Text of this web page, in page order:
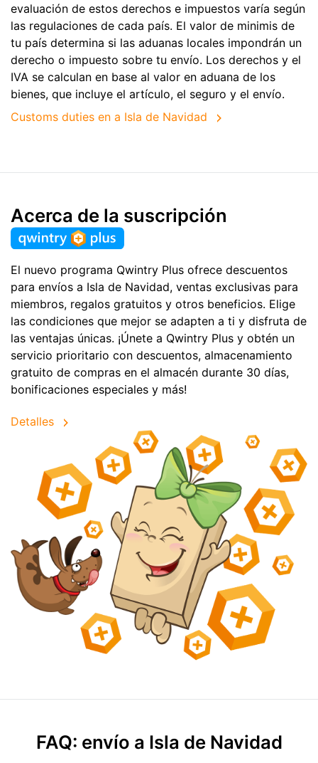
evaluación de estos derechos e impuestos varía según
las regulaciones de cada país. El valor de minimis de
tu país determina si las aduanas locales impondrán un
derecho o impuesto sobre tu envío. Los derechos y el
IVA se calculan en base al valor en aduana de los
bienes, que incluye el artículo, el seguro y el envío.
Customs duties en a Isla de Navidad
Acerca de la suscripción
El nuevo programa Qwintry Plus ofrece descuentos
para envíos a Isla de Navidad, ventas exclusivas para
miembros, regalos gratuitos y otros beneficios. Elige
las condiciones que mejor se adapten a ti y disfruta de
las ventajas únicas. ¡Únete a Qwintry Plus y obtén un
servicio prioritario con descuentos, almacenamiento
gratuito de compras en el almacén durante 30 días,
bonificaciones especiales y más!
Detalles
FAQ: envío a Isla de Navidad